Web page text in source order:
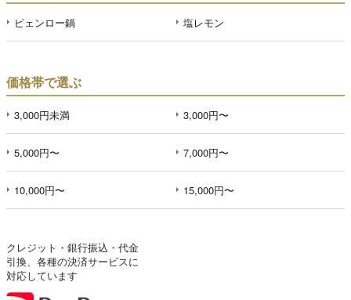
ピェンロー鍋 塩レモン
価格帯で選ぶ
3,000円未満 3,000円〜
5,000円〜 7,000円〜
10,000円〜 15,000円〜
クレジット・銀行振込・代金
引換、各種の決済サービスに
対応しています